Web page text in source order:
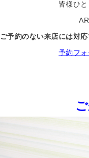
皆様ひ
ご予約のない来店には対応
予約フォ